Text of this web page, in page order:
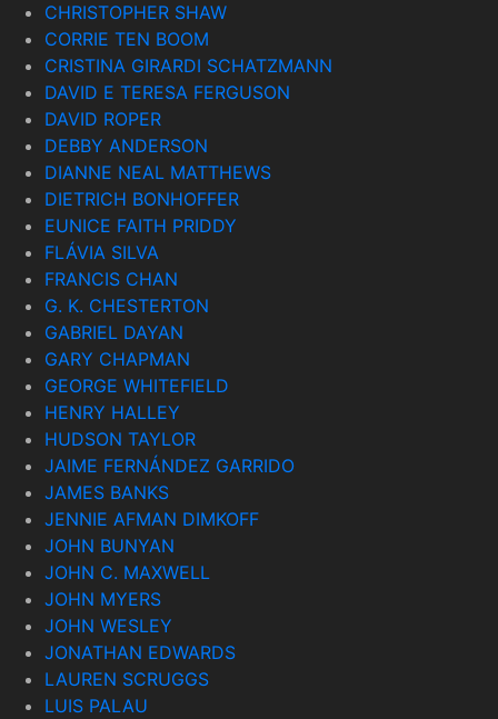
CHRISTOPHER SHAW
CORRIE TEN BOOM
CRISTINA GIRARDI SCHATZMANN
DAVID E TERESA FERGUSON
DAVID ROPER
DEBBY ANDERSON
DIANNE NEAL MATTHEWS
DIETRICH BONHOFFER
EUNICE FAITH PRIDDY
FLÁVIA SILVA
FRANCIS CHAN
G. K. CHESTERTON
GABRIEL DAYAN
GARY CHAPMAN
GEORGE WHITEFIELD
HENRY HALLEY
HUDSON TAYLOR
JAIME FERNÁNDEZ GARRIDO
JAMES BANKS
JENNIE AFMAN DIMKOFF
JOHN BUNYAN
JOHN C. MAXWELL
JOHN MYERS
JOHN WESLEY
JONATHAN EDWARDS
LAUREN SCRUGGS
LUIS PALAU